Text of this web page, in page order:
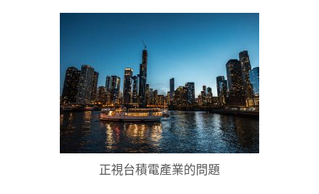
正視台積電產業的問題